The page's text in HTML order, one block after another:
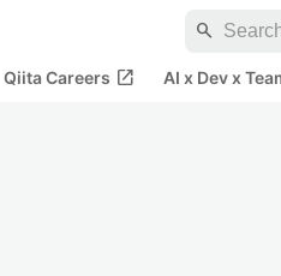
search
Qiita Careers open_in_new AI x Dev x